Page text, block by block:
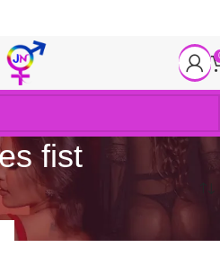
fist
a tag “lubes fist”